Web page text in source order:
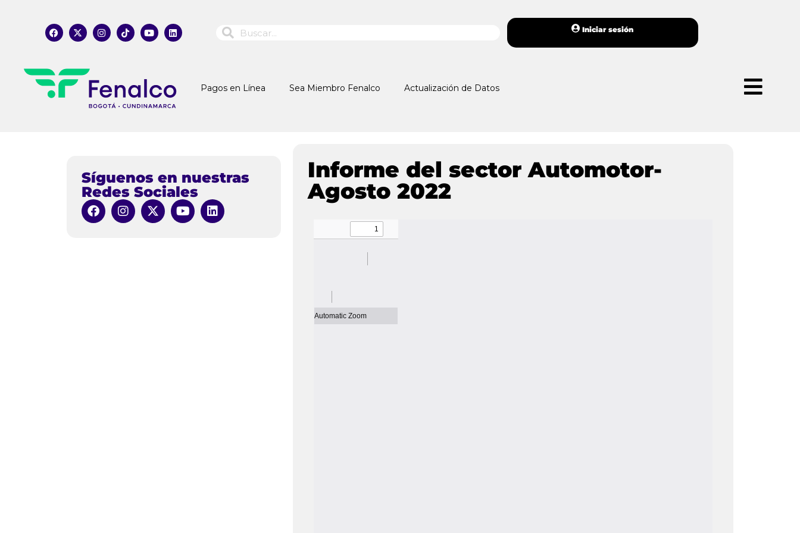
Iniciar sesión
Pagos en Línea Sea Miembro Fenalco Actualización de Datos
Síguenos en nuestras
Redes Sociales
Informe del sector Automotor-
Agosto 2022